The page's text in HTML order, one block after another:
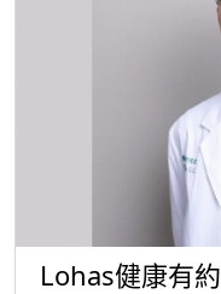
Lohas健康有約